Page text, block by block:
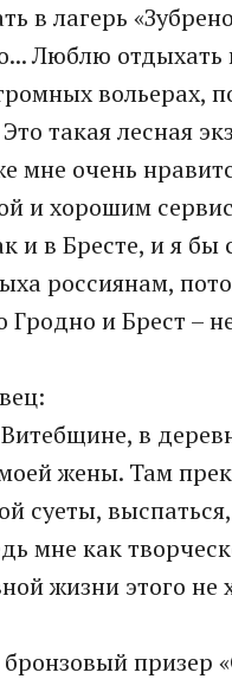
в лагерь
Люблю
вольерах,
такая лесная
мне очень
и хорошим
и в Бресте, и я
россиянам,
Гродно и Брест –
в
жены. Там
суеты,
мне как
жизни этого не
призер